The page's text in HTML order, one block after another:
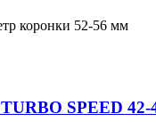
коронки 52-56 мм
SPEED